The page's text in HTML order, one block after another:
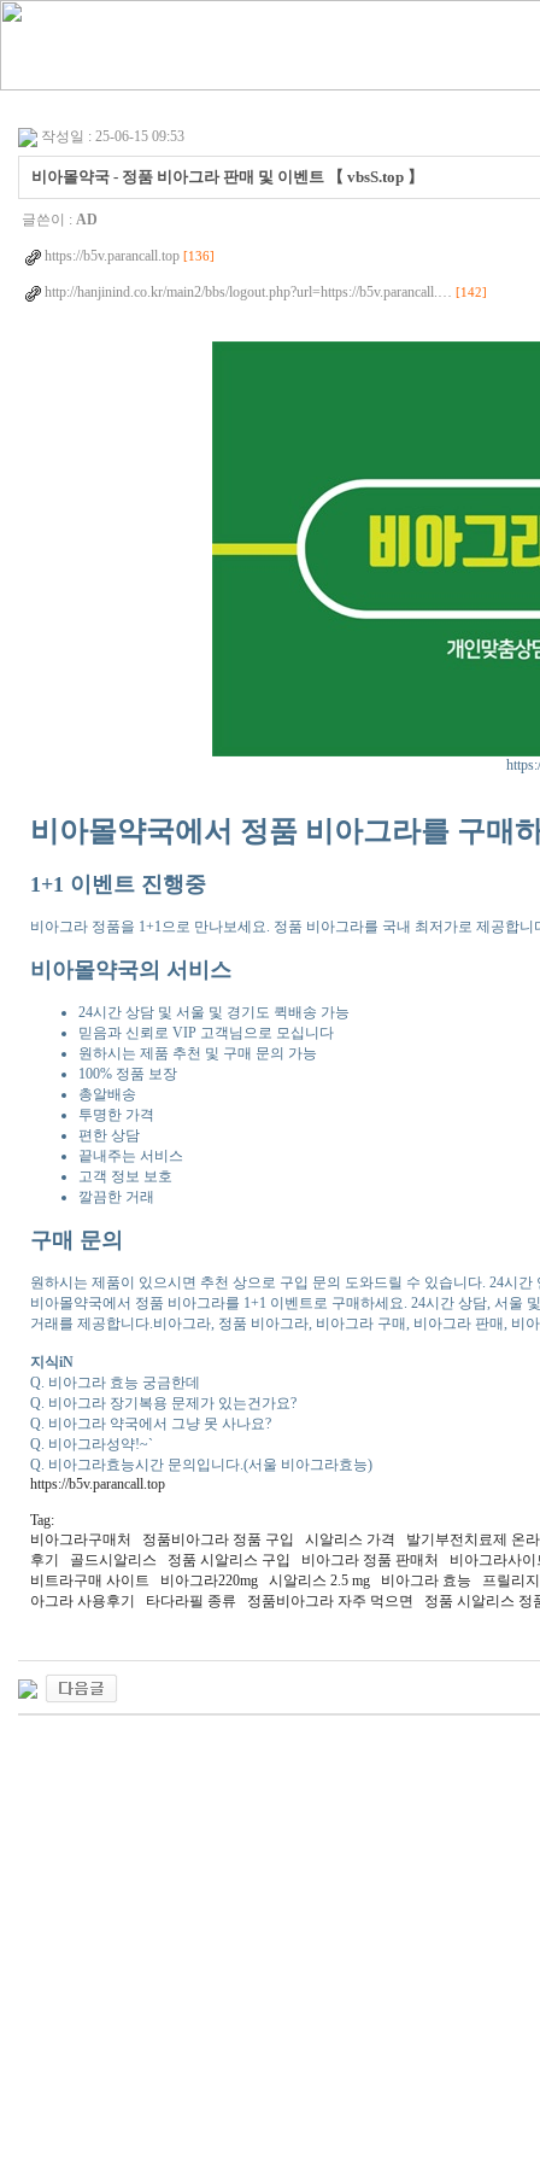
작성일 : 25-06-15 09:53
비아몰약국 - 정품 비아그라 판매 및 이벤트 【 vbsS.top 】
글쓴이 : AD
https://b5v.parancall.top [136]
http://hanjinind.co.kr/main2/bbs/logout.php?url=https://b5v.parancall.… [142]
비아몰약국에서 정품 비아그라를 구매
1+1 이벤트 진행중
비아그라 정품을 1+1으로 만나보세요. 정품 비아그라를 국내 최저가로 제공합니
비아몰약국의 서비스
24시간 상담 및 서울 및 경기도 퀵배송 가능
믿음과 신뢰로 VIP 고객님으로 모십니다
원하시는 제품 추천 및 구매 문의 가능
100% 정품 보장
총알배송
투명한 가격
편한 상담
끝내주는 서비스
고객 정보 보호
깔끔한 거래
구매 문의
원하시는 제품이 있으시면 추천 상으로 구입 문의 도와드릴 수 있습니다. 24시
비아몰약국에서 정품 비아그라를 1+1 이벤트로 구매하세요. 24시간 상담, 서울
거래를 제공합니다.비아그라, 정품 비아그라, 비아그라 구매, 비아그라 판매, 비
지식iN
Q. 비아그라 효능 궁금한데
Q. 비아그라 장기복용 문제가 있는건가요?
Q. 비아그라 약국에서 그냥 못 사나요?
Q. 비아그라성약!~`
Q. 비아그라효능시간 문의입니다.(서울 비아그라효능)
https://b5v.parancall.top
Tag:
비아그라구매처 정품비아그라 정품 구입 시알리스 가격 발기부전치료제
후기 골드시알리스 정품 시알리스 구입 비아그라 정품 판매처 비아그라사
비트라구매 사이트 비아그라220mg 시알리스 2.5 mg 비아그라 효능 프릴
아그라 사용후기 타다라필 종류 정품비아그라 자주 먹으면 정품 시알리스